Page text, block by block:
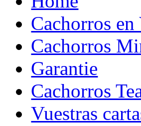
Cachorros en
Cachorros
Garantie
Cachorros
Vuestras